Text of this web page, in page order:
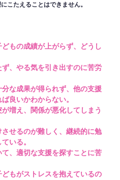
こたえることはできません。
どもの成績が上がらず、どうし
ず、やる気を引き出すのに苦労
分な成果が得られず、他の支援
良いかわからない。
増え、関係が悪化してしまう
させるのが難しく、継続的に勉
いる。
て、適切な支援を探すことに苦
どもがストレスを抱えているの